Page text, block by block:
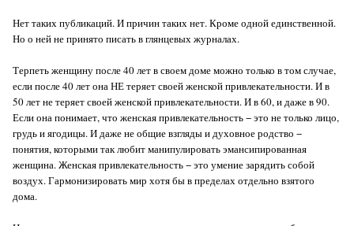
Нет таких публикаций. И причин таких нет. Кроме одной единственной.
Но о ней не принято писать в глянцевых журналах.
Терпеть женщину после 40 лет в своем доме можно только в том случае,
если после 40 лет она НЕ теряет своей женской привлекательности. И в
50 лет не теряет своей женской привлекательности. И в 60, и даже в 90.
Если она понимает, что женская привлекательность − это не только лицо,
грудь и ягодицы. И даже не общие взгляды и духовное родство −
понятия, которыми так любит манипулировать эмансипированная
женщина. Женская привлекательность − это умение зарядить собой
воздух. Гармонизировать мир хотя бы в пределах отдельно взятого
дома.